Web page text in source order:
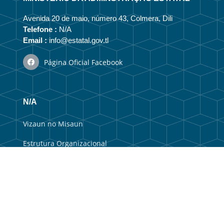
Avenida 20 de maio, número 43, Colmera, Dili
Telefone : N/A
Email :info@estatal.gov.tl
Página Oficial Facebook
N/A
Vizaun no Misaun
Estrutura Organizacional